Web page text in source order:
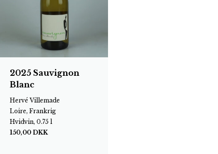
2025 Sauvignon
Blanc
Hervé Villemade
Loire, Frankrig
Hvidvin, 0.75 l
150,00 DKK